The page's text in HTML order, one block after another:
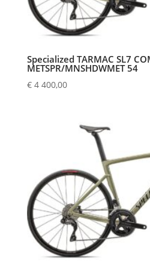
Specialized TARMAC SL7
METSPR/MNSHDWMET 54
€4 400,00